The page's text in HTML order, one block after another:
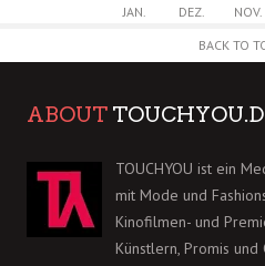
JAN. DEZ. NOV.
BACK TO
ABOUT
TOUCHYOU ist ein
mit Mode und
Kinofilmen- und
Künstlern, Promis und